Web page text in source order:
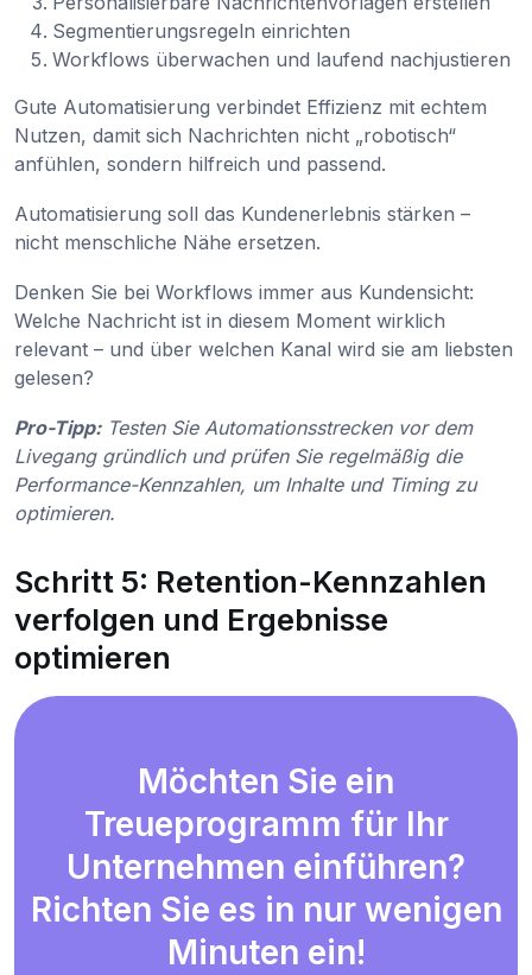
Segmentierungsregeln einrichten
Workflows überwachen und laufend nachjustieren
Gute Automatisierung verbindet Effizienz mit echtem
Nutzen, damit sich Nachrichten nicht „robotisch“
anfühlen, sondern hilfreich und passend.
Automatisierung soll das Kundenerlebnis stärken –
nicht menschliche Nähe ersetzen.
Denken Sie bei Workflows immer aus Kundensicht:
Welche Nachricht ist in diesem Moment wirklich
relevant – und über welchen Kanal wird sie am liebsten
gelesen?
Pro-Tipp: Testen Sie Automationsstrecken vor dem
Livegang gründlich und prüfen Sie regelmäßig die
Performance-Kennzahlen, um Inhalte und Timing zu
optimieren.
Schritt 5: Retention-Kennzahlen
verfolgen und Ergebnisse
optimieren
Möchten Sie ein
Treueprogramm für Ihr
Unternehmen einführen?
Richten Sie es in nur wenigen
Minuten ein!